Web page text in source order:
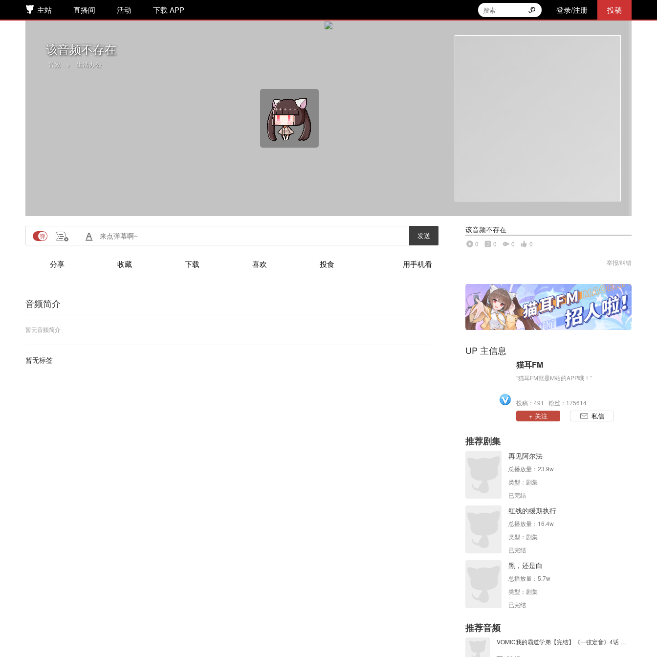
主站 直播间 活动 下载 APP 登录/注册 投稿
该音频不存在
音效 > 生活办公
发送
分享 收藏 下载 喜欢 投食 用手机看
该音频不存在
0 0 0 0
举报/纠错
音频简介
暂无音频简介
暂无标签
UP 主信息
猫耳FM
“猫耳FM就是M站的APP哦！”
投稿：491 粉丝：175614
+ 关注 私信
推荐剧集
再见阿尔法
总播放量： 23.9w
类型： 剧集
已完结
红线的缓期执行
总播放量： 16.4w
类型： 剧集
已完结
黑，还是白
总播放量： 5.7w
类型： 剧集
已完结
推荐音频
VOMIC我的霸道学弟【完结】《一弦定音》4话 逢坂良太&小野友树